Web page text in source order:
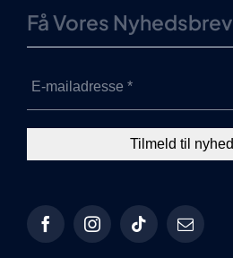
Få Vores Nyhedsbrev